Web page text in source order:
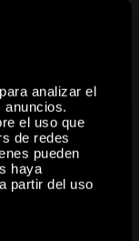
analizar el
anuncios.
el uso que
de redes
pueden
haya
partir del uso
ausente de los
particularmente en
de la
llevado a la
de producción y
abrasiones del